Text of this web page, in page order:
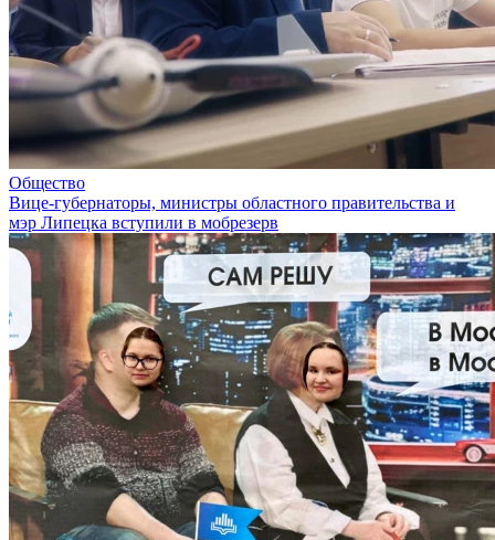
Общество
Вице-губернаторы, министры областного правительства и
мэр Липецка вступили в мобрезерв